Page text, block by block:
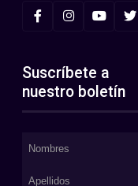
Suscríbete a
nuestro boletín